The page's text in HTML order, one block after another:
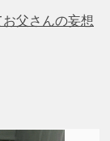
父さんの妄想